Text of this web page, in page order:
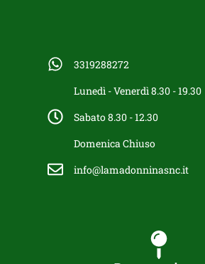
3319288272
Lunedì - Venerdì 8.30 - 19.30
Sabato 8.30 - 12.30
Domenica Chiuso
info@lamadonninasnc.it